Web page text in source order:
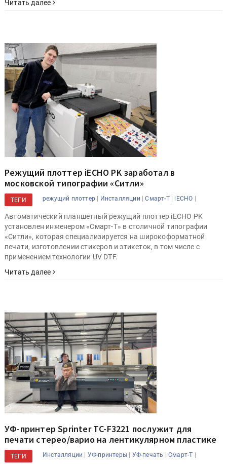
Читать далее
Режущий плоттер iECHO PK заработал в
московской типографии «Ситли»
ТЕГИ режущий плоттер | Инсталляции |Смарт-Т| iECHO |
Автоматический планшетный режущий плоттер iECHO PK
установлен инженером «Смарт-Т» в столичной типографии
«Ситли», которая специализируется на широкоформатной
печати, изготовлении стикеров и этикеток, в том числе с
применением технологии UV DTF.
Читать далее
УФ-принтер Sprinter TC-F3221 послужит для
печати стерео/варио на лентикулярном пластике
ТЕГИ Инсталляции | УФ-принтеры | УФ-печать |Смарт-Т |